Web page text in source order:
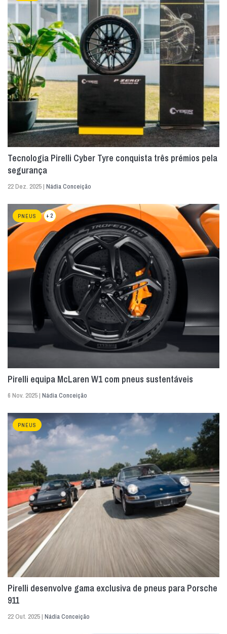
Tecnologia Pirelli Cyber Tyre conquista três prémios pela
segurança
22 Dez. 2025 | Nádia Conceição
PNEUS + 2
Pirelli equipa McLaren W1 com pneus sustentáveis
6 Nov. 2025 | Nádia Conceição
PNEUS
Pirelli desenvolve gama exclusiva de pneus para Porsche
911
22 Out. 2025 | Nádia Conceição